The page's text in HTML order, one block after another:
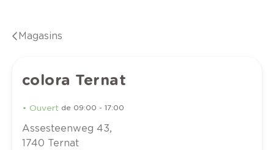
Magasins
colora Ternat
• Ouvert de 09:00 - 17:00
Assesteenweg 43,
1740 Ternat